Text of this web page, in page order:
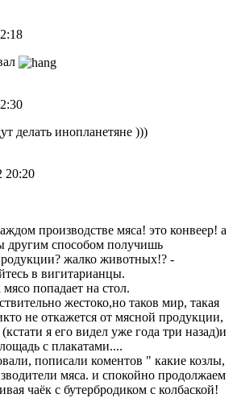
делать инопланетяне )))
20:20
производстве мяса! это конвеер! а
другим способом получишь
жалко животных!? -
в вигитарианцы.
попадает на стол.
жестоко,но таков мир, такая
не откажется от мясной продукции,
я его видел уже года три назад)и
с плакатами....
пописали коментов " какие козлы,
мяса. и спокойно продолжаем
чаёк с бутербродиком с колбаской!